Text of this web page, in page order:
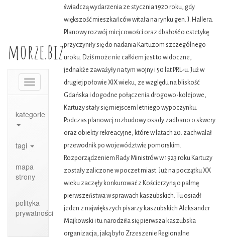
morze.biz
Toggle
navigation
kategorie
tagi
mapa
strony
polityka
prywatności
świadczą wydarzenia ze stycznia 1920 roku, gdy
większość mieszkańców witała na rynku gen. J. Hallera.
Planowy rozwój miejcowości oraz dbałość o estetykę
przyczyniły się do nadania Kartuzom szczególnego
uroku. Dziś może nie całkiem jest to widoczne,
jednakże zaważyły na tym wojny i 50 lat PRL-u. Już w
drugiej połowie XIX wieku, ze względu na bliskość
Gdańska i dogodne połączenia drogowo-kolejowe,
Kartuzy stały się miejscem letniego wypoczynku.
Podczas planowej rozbudowy osady zadbano o skwery
oraz obiekty rekreacyjne, które w latach 20. zachwalał
przewodnik po województwie pomorskim.
Rozporządzeniem Rady Ministrów w 1923 roku Kartuzy
zostały zaliczone w poczet miast. Już na początku XX
wieku zaczęły konkurować z Kościerzyną o palmę
pierwszeństwa w sprawach kaszubskich. Tu osiadł
jeden z największych pisarzy kaszubskich Aleksander
Majkowski i tu narodziła się pierwsza kaszubska
organizacja, jaką było Zrzeszenie Regionalne